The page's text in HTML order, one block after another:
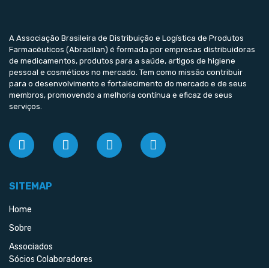
A Associação Brasileira de Distribuição e Logística de Produtos
Farmacêuticos (Abradilan) é formada por empresas distribuidoras
de medicamentos, produtos para a saúde, artigos de higiene
pessoal e cosméticos no mercado. Tem como missão contribuir
para o desenvolvimento e fortalecimento do mercado e de seus
membros, promovendo a melhoria contínua e eficaz de seus
serviços.
SITEMAP
Home
Sobre
Associados
Sócios Colaboradores